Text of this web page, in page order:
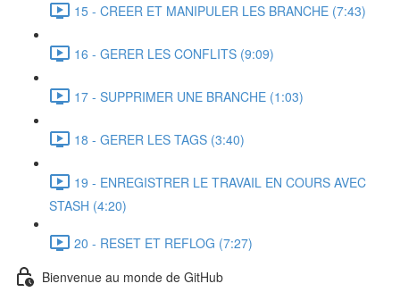
15 - CREER ET MANIPULER LES BRANCHE (7:43)
16 - GERER LES CONFLITS (9:09)
17 - SUPPRIMER UNE BRANCHE (1:03)
18 - GERER LES TAGS (3:40)
19 - ENREGISTRER LE TRAVAIL EN COURS AVEC
STASH (4:20)
20 - RESET ET REFLOG (7:27)
Bienvenue au monde de GitHub